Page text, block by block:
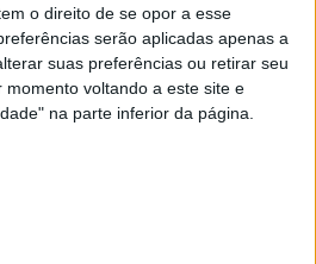
o direito de se opor a esse
serão aplicadas apenas a
suas preferências ou retirar seu
voltando a este site e
na parte inferior da página.
X como uma scooter compacta
e na designação que sempre
a classificamos como uma
que tem pormenores que a